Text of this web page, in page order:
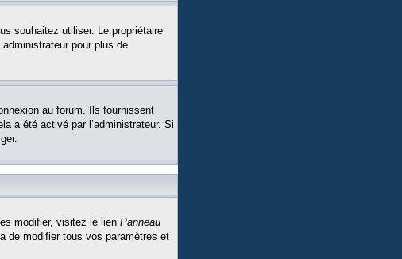
souhaitez utiliser. Le propriétaire
pour plus de
au forum. Ils fournissent
a été activé par l’administrateur. Si
modifier, visitez le lien Panneau
de modifier tous vos paramètres et